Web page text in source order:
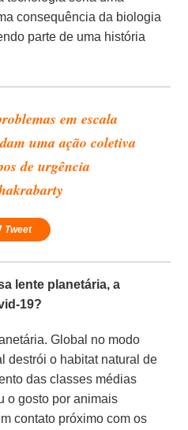
consequência da biologia
parte de uma história
em escala
uma ação coletiva
de urgência
Tweet
lente planetária, a
19?
Global no modo
destrói o habitat natural de
das classes médias
o gosto por animais
contato próximo com os